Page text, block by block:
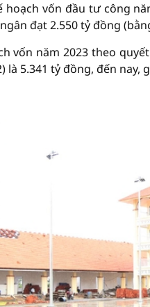
hoạch vốn đầu tư công
đạt 2.550 tỷ đồng
vốn năm 2023 theo
là 5.341 tỷ đồng, đến nay,